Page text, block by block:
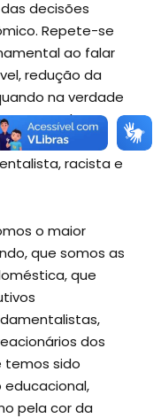
decisões
Repete-se
ao falar
redução da
na verdade
de
uma elite
racista e
o maior
que somos as
que
dos
temos sido
pela cor da